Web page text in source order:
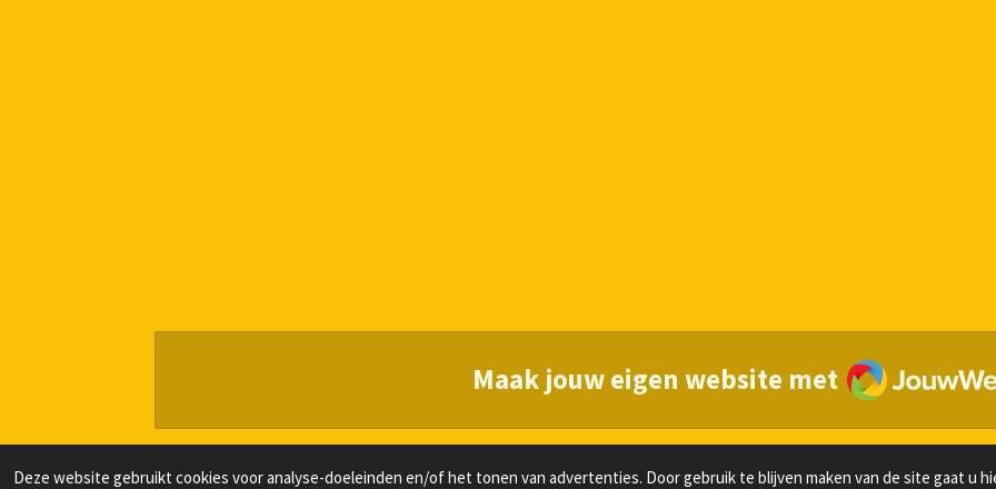
Deze website gebruikt cookies voor analyse-doeleinden en/of het tonen van advertenties. Door gebruik te blijven maken van de site gaat u
Maak jouw eigen website met JouwWeb